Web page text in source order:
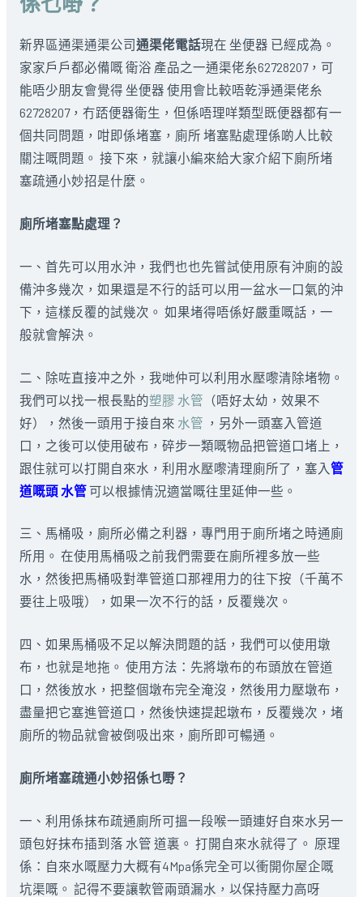
新界區通渠通渠公司通渠佬電話現在 坐便器 已經成為。
家家戶戶都必備嘅 衛浴 產品之一通渠佬糸62728207，可
能唔少朋友會覺得 坐便器 使用會比較唔乾淨通渠佬糸
62728207，冇踎便器衛生，但係唔理咩類型既便器都有一
個共同問題，咁即係堵塞，廁所 堵塞點處理係啲人比較
關注嘅問題。 接下來，就讓小編來給大家介紹下廁所堵
塞疏通小妙招是什麼。
廁所堵塞點處理？
一、首先可以用水沖，我們也也先嘗試使用原有沖廁的設
備沖多幾次，如果還是不行的話可以用一盆水一口氣的沖
下，這樣反覆的試幾次。 如果堵得唔係好嚴重嘅話，一
般就會解決。
二、除咗直接冲之外，我哋仲可以利用水壓嚟清除堵物。
我們可以找一根長點的塑膠 水管 （唔好太幼，效果不
好），然後一頭用于接自來 水管 ，另外一頭塞入管道
口，之後可以使用破布，碎步一類嘅物品把管道口堵上，
跟住就可以打開自來水，利用水壓嚟清理廁所了，塞入 管
道嘅頭 水管可以根據情況適當嘅往里延伸一些。
三、馬桶吸，廁所必備之利器，專門用于廁所堵之時通廁
所用。 在使用馬桶吸之前我們需要在廁所裡多放一些
水，然後把馬桶吸對準管道口那裡用力的往下按（千萬不
要往上吸哦），如果一次不行的話，反覆幾次。
四、如果馬桶吸不足以解決問題的話，我們可以使用墩
布，也就是地拖。 使用方法：先將墩布的布頭放在管道
口，然後放水，把整個墩布完全淹沒，然後用力壓墩布，
盡量把它塞進管道口，然後快速提起墩布，反覆幾次，堵
廁所的物品就會被倒吸出來，廁所即可暢通。
廁所堵塞疏通小妙招係乜嘢？
一、利用係抹布疏通廁所可搵一段喉一頭連好自來水另一
頭包好抹布插到落 水管 道裏。 打開自來水就得了。 原理
係：自來水嘅壓力大概有4Mpa係完全可以衝開你屋企嘅
坑渠嘅。 記得不要讓軟管兩頭漏水，以保持壓力高呀